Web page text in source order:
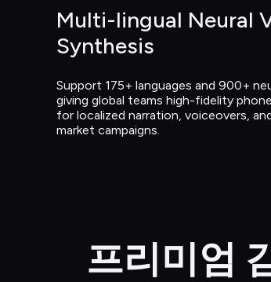
Multi-lingual Neural
Synthesis
Support 175+ languages and 900+
giving global teams high-fidelity
for localized narration, voiceovers,
market campaigns.
프리미엄